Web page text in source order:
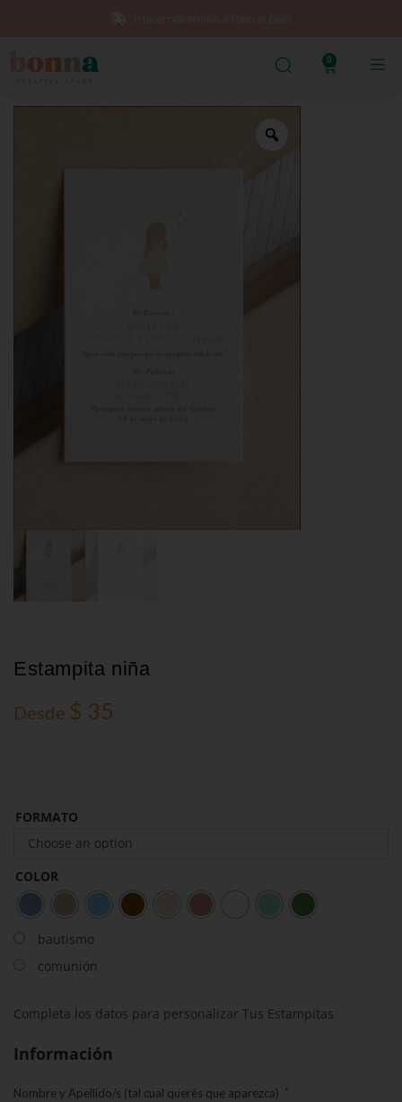
0
Estampita niña
Desde $ 35
FORMATO
Choose an option
COLOR
bautismo
comunión
Completa los datos para personalizar Tus Estampitas
Información
Nombre y Apellido/s (tal cual querés que aparezca) *